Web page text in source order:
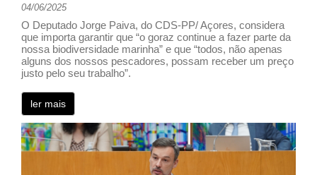
04/06/2025
O Deputado Jorge Paiva, do CDS-PP/ Açores, considera
que importa garantir que “o goraz continue a fazer parte da
nossa biodiversidade marinha” e que “todos, não apenas
alguns dos nossos pescadores, possam receber um preço
justo pelo seu trabalho”.
ler mais